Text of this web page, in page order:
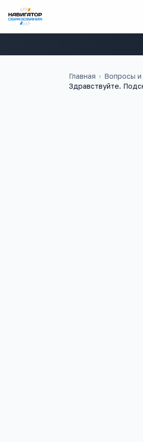
Главная › Вопросы и
Здравствуйте.